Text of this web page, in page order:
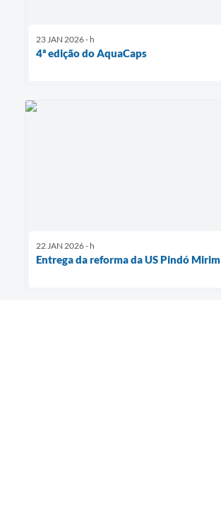
23 JAN 2026 - h
4ª edição do AquaCaps
22 JAN 2026 - h
Entrega da reforma da US Pindó Mirim